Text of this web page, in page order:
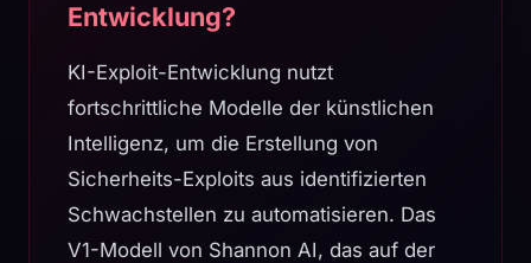
Entwicklung?
KI-Exploit-Entwicklung nutzt
fortschrittliche Modelle der künstlichen
Intelligenz, um die Erstellung von
Sicherheits-Exploits aus identifizierten
Schwachstellen zu automatisieren. Das
V1-Modell von Shannon AI, das auf der